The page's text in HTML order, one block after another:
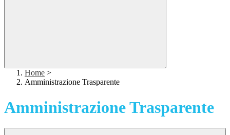
Home >
Amministrazione Trasparente
Amministrazione Trasparente